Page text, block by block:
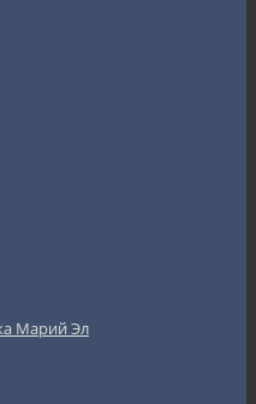
Марий Эл